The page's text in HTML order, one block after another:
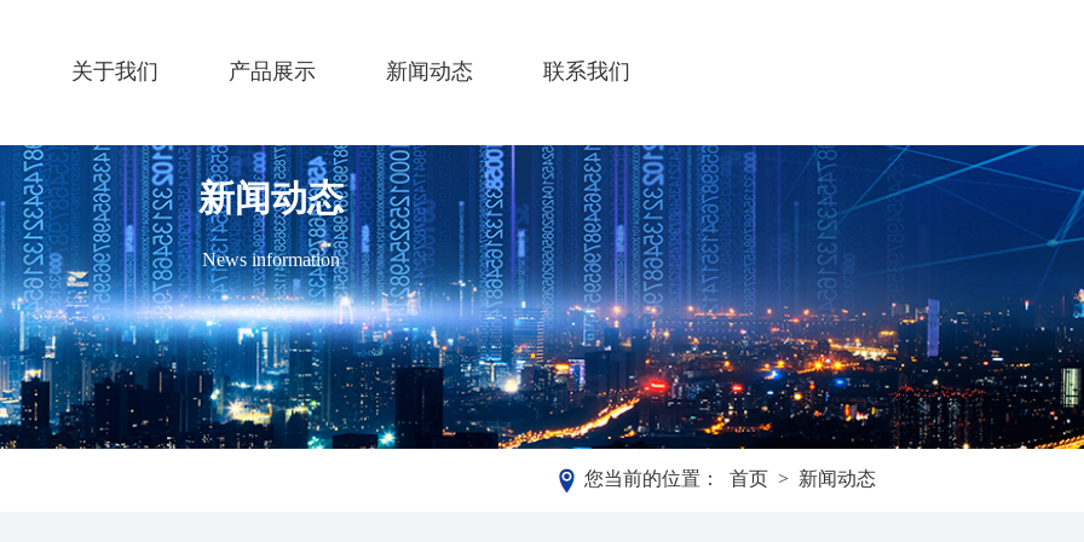
关于我们 产品展示 新闻动态 联系我们
新闻动态
News information
您当前的位置： 首页 > 新闻动态